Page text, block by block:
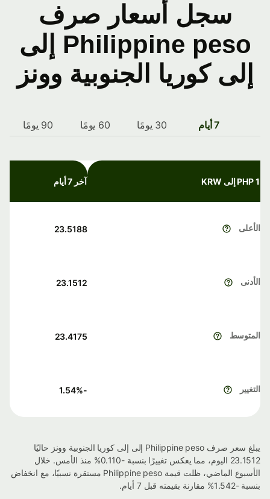
سجل أسعار صرف
Philippine peso إلى
إلى كوريا الجنوبية وونز
7 أيام 30 يومًا 60 يومًا 90 يومًا
1 PHP إلى KRW آخر 7 أيام
الأعلى 23.5188
الأدنى 23.1512
المتوسط 23.4175
التغيير -1.54
%
يبلغ سعر صرف Philippine peso إلى إلى كوريا الجنوبية وونز حاليًا
23.1512 اليوم، مما يعكس تغييرًا بنسبة -0.110% منذ الأمس. خلال
الأسبوع الماضي، ظلت قيمة Philippine peso مستقرة نسبيًا، مع انخفاض
بنسبة -1.542% مقارنة بقيمته قبل 7 أيام.